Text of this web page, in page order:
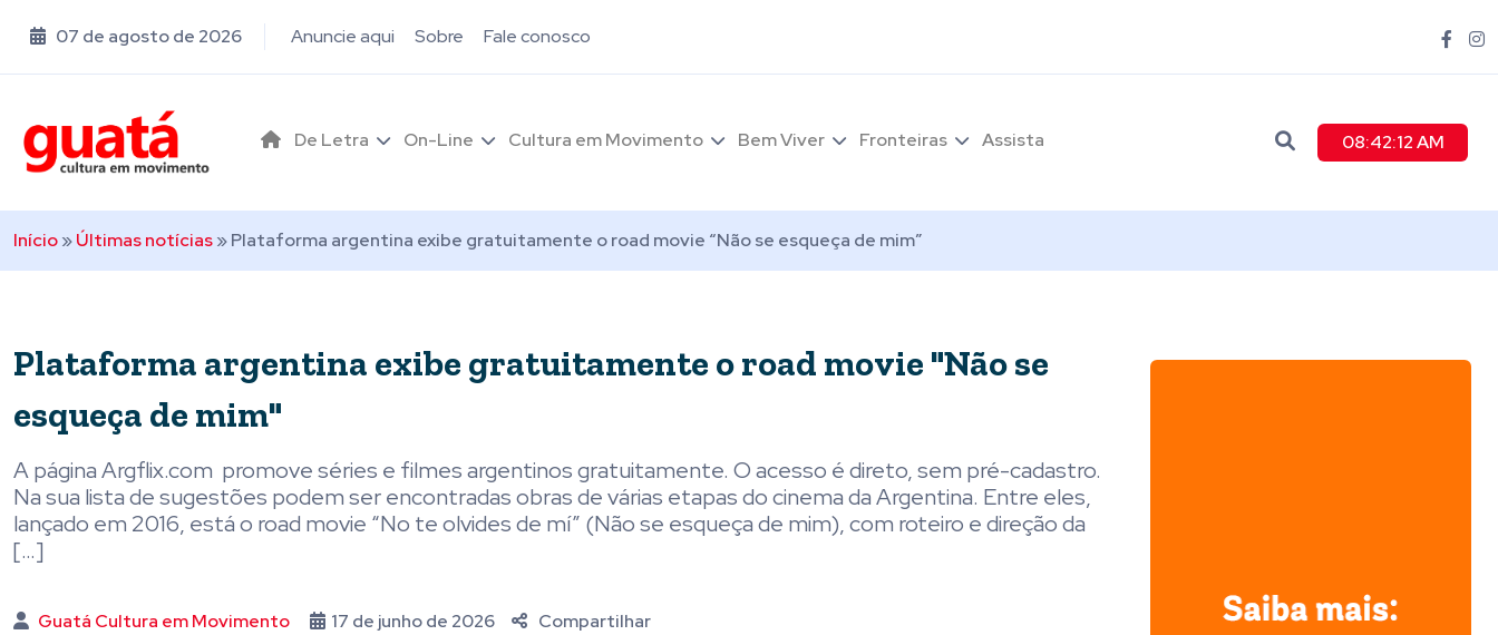
07 de agosto de 2026 Anuncie aqui Sobre Fale conosco
De Letra On-Line Cultura em Movimento Bem Viver Fronteiras Assista 08:42:14 AM
Início»Últimas notícias»Plataforma argentina exibe gratuitamente o road movie “Não se esqueça de mim”
Plataforma argentina exibe gratuitamente o road movie "Não se
esqueça de mim"
A página Argflix.com promove séries e filmes argentinos gratuitamente. O acesso é direto, sem pré-cadastro.
Na sua lista de sugestões podem ser encontradas obras de várias etapas do cinema da Argentina. Entre eles,
lançado em 2016, está o road movie “No te olvides de mí” (Não se esqueça de mim), com roteiro e direção da
[…]
Guatá Cultura em Movimento 17 de junho de 2026 Compartilhar